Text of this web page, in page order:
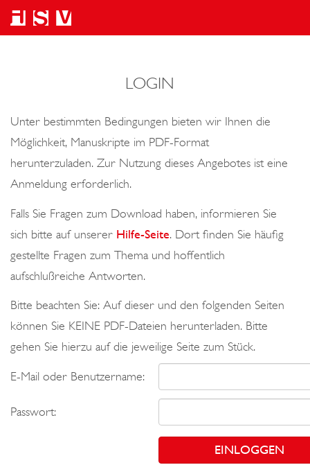
LOGIN
Unter bestimmten Bedingungen bieten wir Ihnen die
Möglichkeit, Manuskripte im PDF-Format
herunterzuladen. Zur Nutzung dieses Angebotes ist eine
Anmeldung erforderlich.
Falls Sie Fragen zum Download haben, informieren Sie
sich bitte auf unserer Hilfe-Seite. Dort finden Sie häufig
gestellte Fragen zum Thema und hoffentlich
aufschlußreiche Antworten.
Bitte beachten Sie: Auf dieser und den folgenden Seiten
können Sie KEINE PDF-Dateien herunterladen. Bitte
gehen Sie hierzu auf die jeweilige Seite zum Stück.
E-Mail oder Benutzername:
Passwort: